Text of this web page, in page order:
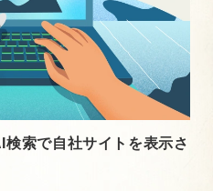
索で自社サイトを表示さ